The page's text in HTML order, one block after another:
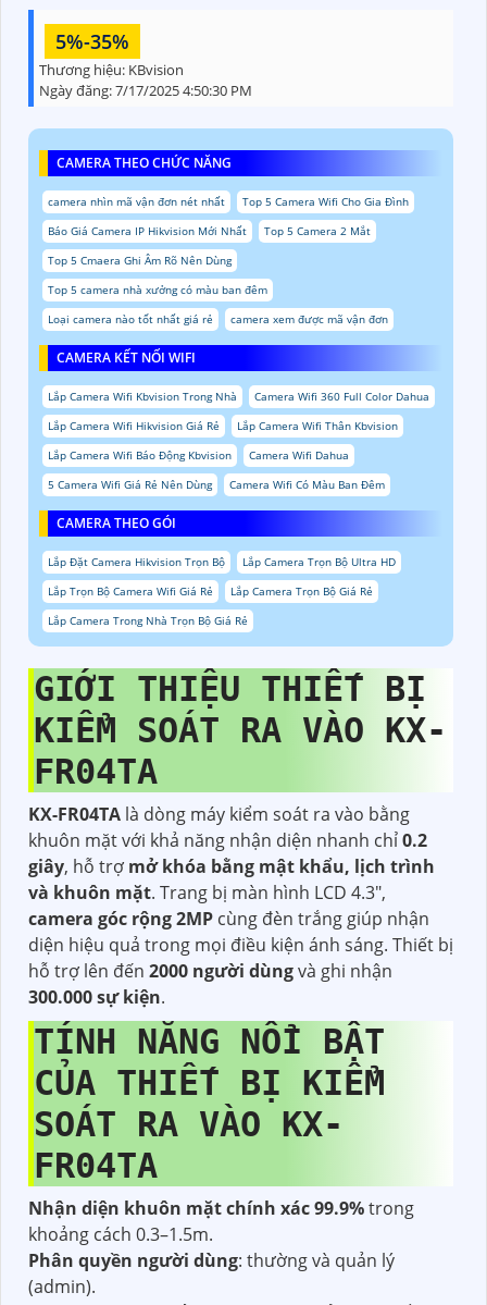
5%-35%
Thương hiệu: KBvision
Ngày đăng:7/17/2025 4:50:30 PM
CAMERA THEO CHỨC NĂNG
camera nhìn mã vận đơn nét nhất
Top 5 Camera Wifi Cho Gia Đình
Báo Giá Camera IP Hikvision Mới Nhất
Top 5 Camera 2 Mắt
Top 5 Cmaera Ghi Âm Rõ Nên Dùng
Top 5 camera nhà xưởng có màu ban đêm
Loại camera nào tốt nhất giá rẻ
camera xem được mã vận đơn
CAMERA KẾT NỐI WIFI
Lắp Camera Wifi Kbvision Trong Nhà
Camera Wifi 360 Full Color Dahua
Lắp Camera Wifi Hikvision Giá Rẻ
Lắp Camera Wifi Thân Kbvision
Lắp Camera Wifi Báo Động Kbvision
Camera Wifi Dahua
5 Camera Wifi Giá Rẻ Nên Dùng
Camera Wifi Có Màu Ban Đêm
CAMERA THEO GÓI
Lắp Đặt Camera Hikvision Trọn Bộ
Lắp Camera Trọn Bộ Ultra HD
Lắp Trọn Bộ Camera Wifi Giá Rẻ
Lắp Camera Trọn Bộ Giá Rẻ
Lắp Camera Trong Nhà Trọn Bộ Giá Rẻ
GIỚI THIỆU THIẾT BỊ
KIỂM SOÁT RA VÀO KX-
FR04TA
KX-FR04TA là dòng máy kiểm soát ra vào bằng
khuôn mặt với khả năng nhận diện nhanh chỉ0.2
giây, hỗ trợ mở khóa bằng mật khẩu, lịch trình
và khuôn mặt. Trang bị màn hình LCD 4.3",
camera góc rộng 2MP cùng đèn trắng giúp nhận
diện hiệu quả trong mọi điều kiện ánh sáng. Thiết bị
hỗ trợ lên đến 2000 người dùngvà ghi nhận
300.000 sự kiện.
TÍNH NĂNG NỔI BẬT
CỦA THIẾT BỊ KIỂM
SOÁT RA VÀO KX-
FR04TA
Nhận diện khuôn mặt chính xác 99.9%trong
khoảng cách 0.3–1.5m.
Phân quyền người dùng: thường và quản lý
(admin).